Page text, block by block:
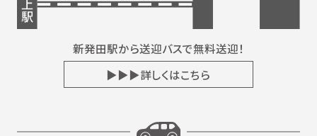
新発田駅から送迎バスで無料送迎！
▶▶▶詳しくはこちら